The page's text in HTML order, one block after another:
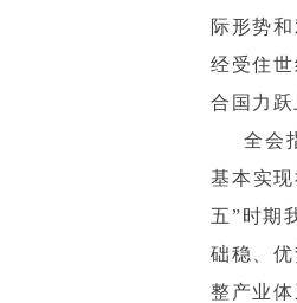
际形势
经受住
合国力
全会
基本实
五”时期
础稳、
整产业